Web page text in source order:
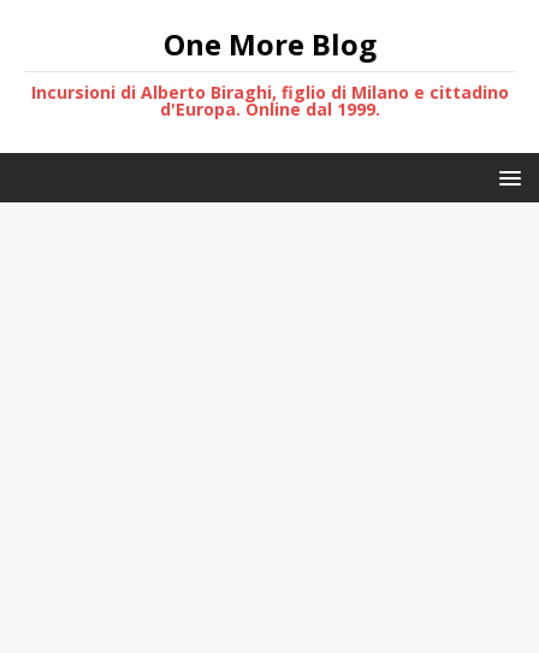
One More Blog
Incursioni di Alberto Biraghi, figlio di Milano e cittadino
d'Europa. Online dal 1999.